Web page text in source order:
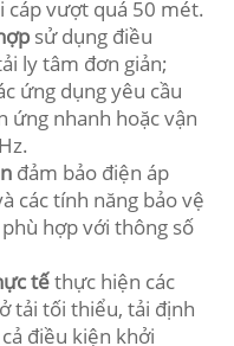
cáp vượt quá 50 mét.
sử dụng điều
ly tâm đơn giản;
ứng dụng yêu cầu
ứng nhanh hoặc vận
đảm bảo điện áp
các tính năng bảo vệ
hợp với thông số
tếthực hiện các
tải tối thiểu, tải định
điều kiện khởi